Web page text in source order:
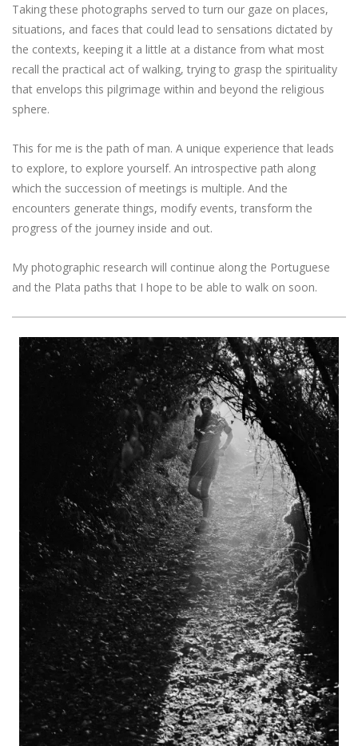
Taking these photographs served to turn our gaze on places,
situations, and faces that could lead to sensations dictated by
the contexts, keeping it a little at a distance from what most
recall the practical act of walking, trying to grasp the spirituality
that envelops this pilgrimage within and beyond the religious
sphere.
This for me is the path of man. A unique experience that leads
to explore, to explore yourself. An introspective path along
which the succession of meetings is multiple. And the
encounters generate things, modify events, transform the
progress of the journey inside and out.
My photographic research will continue along the Portuguese
and the Plata paths that I hope to be able to walk on soon.